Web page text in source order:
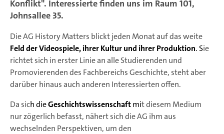
Konflikt". Interessierte finden uns im Raum 101,
Johnsallee 35.
Die AG History Matters blickt jeden Monat auf das weite
Feld der Videospiele, ihrer Kultur und ihrer Produktion. Sie
richtet sich in erster Linie an alle Studierenden und
Promovierenden des Fachbereichs Geschichte, steht aber
darüber hinaus auch anderen Interessierten offen.
Da sich dieGeschichtswissenschaftmit diesem Medium
nur zögerlich befasst, nähert sich die AG ihm aus
wechselnden Perspektiven, um den